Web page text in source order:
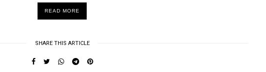
READ MORE
SHARE THIS ARTICLE